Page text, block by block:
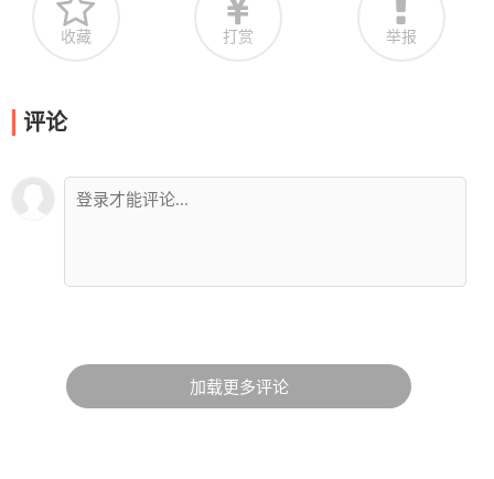
收藏 打赏 举报
评论
加载更多评论